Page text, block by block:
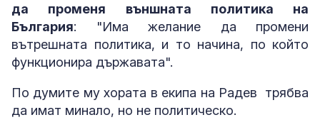
да променя външната политика на
България: "Има желание да промени
вътрешната политика, и то начина, по който
функционира държавата".
По думите му хората в екипа на Радев трябва
да имат минало, но не политическо.